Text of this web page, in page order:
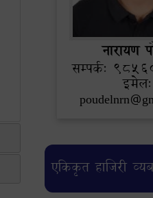
नारायण
सम्पर्क:
इमेल:
एकिकृत हाजिरी